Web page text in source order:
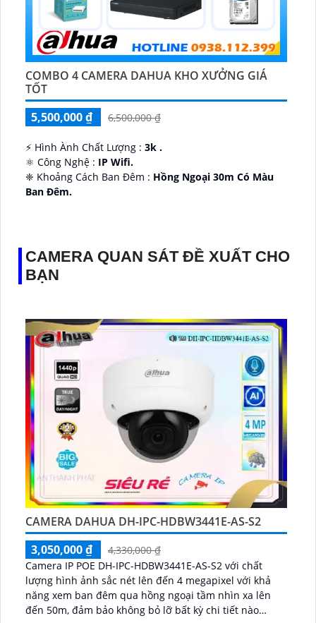
COMBO 4 CAMERA DAHUA KHO XƯỞNG GIÁ
TỐT
5,500,000 ₫
6,500,000 ₫
️⚡ Hình Ành Chất Lượng : 3k .
⚛️ Công Nghệ : IP Wifi.
❈ Khoảng Cách Ban Đêm : Hồng Ngoại 30m Có Màu
Ban Ðêm.
CAMERA QUAN SÁT ĐỀ XUẤT CHO
BẠN
CAMERA DAHUA DH-IPC-HDBW3441E-AS-S2
3,050,000 ₫
4,330,000 ₫
Camera IP POE DH-IPC-HDBW3441E-AS-S2 với chất
lượng hình ảnh sắc nét lên đến 4 megapixel với khả
năng xem ban đêm qua hồng ngoại tầm nhìn xa lên
đến 50m, đảm bảo không bỏ lỡ bất kỳ chi tiết nào